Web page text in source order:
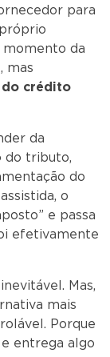
para
da
mas
do crédito
da
do tributo,
do
o
e passa
efetivamente
Mas,
mais
Porque
entrega algo